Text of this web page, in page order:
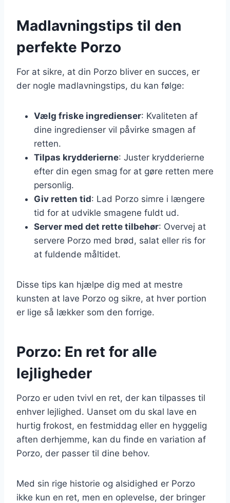
Madlavningstips til den
perfekte Porzo
For at sikre, at din Porzo bliver en succes, er
der nogle madlavningstips, du kan følge:
Vælg friske ingredienser: Kvaliteten af
dine ingredienser vil påvirke smagen af
retten.
Tilpas krydderierne: Juster krydderierne
efter din egen smag for at gøre retten mere
personlig.
Giv retten tid: Lad Porzo simre i længere
tid for at udvikle smagene fuldt ud.
Server med det rette tilbehør: Overvej at
servere Porzo med brød, salat eller ris for
at fuldende måltidet.
Disse tips kan hjælpe dig med at mestre
kunsten at lave Porzo og sikre, at hver portion
er lige så lækker som den forrige.
Porzo: En ret for alle
lejligheder
Porzo er uden tvivl en ret, der kan tilpasses til
enhver lejlighed. Uanset om du skal lave en
hurtig frokost, en festmiddag eller en hyggelig
aften derhjemme, kan du finde en variation af
Porzo, der passer til dine behov.
Med sin rige historie og alsidighed er Porzo
ikke kun en ret, men en oplevelse, der bringer